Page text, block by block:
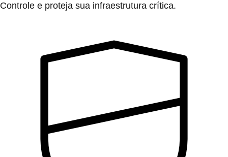
Controle e proteja sua infraestrutura crítica.